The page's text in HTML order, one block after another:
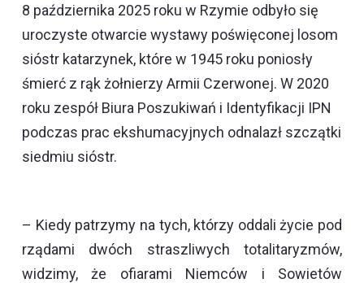
8 października 2025 roku w Rzymie odbyło się
uroczyste otwarcie wystawy poświęconej losom
sióstr katarzynek, które w 1945 roku poniosły
śmierć z rąk żołnierzy Armii Czerwonej. W 2020
roku zespół Biura Poszukiwań i Identyfikacji IPN
podczas prac ekshumacyjnych odnalazł szczątki
siedmiu sióstr.
– Kiedy patrzymy na tych, którzy oddali życie pod
rządami dwóch straszliwych totalitaryzmów,
widzimy, że ofiarami Niemców i Sowietów